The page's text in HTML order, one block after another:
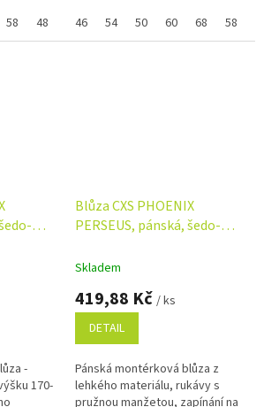
pro
58 48 52 56 62
odlehčené gramáži vhodná pro
práci...
46 54 50 60 68 58
-
170-
Blůza CXS PHOENIX
PERSEUS, pánská, šedo-
Skladem
419,88 Kč / ks
DETAIL
Pánská montérková blůza z
lehkého materiálu, rukávy s
pružnou manžetou, zapínání na